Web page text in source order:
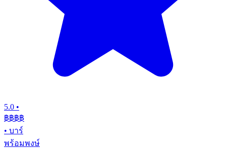
5.0 •
฿฿฿฿
• บาร์
พร้อมพงษ์